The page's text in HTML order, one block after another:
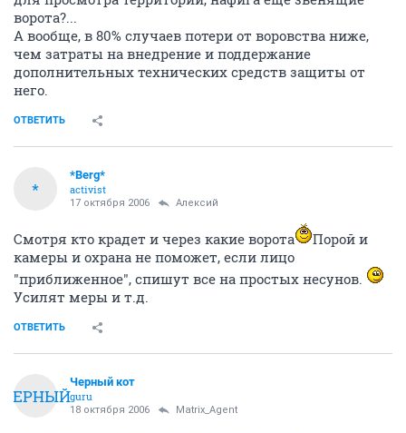
ворота?...
А вообще, в 80% случаев потери от воровства ниже,
чем затраты на внедрение и поддержание
дополнительных технических средств защиты от
него.
ОТВЕТИТЬ
*
*Berg*
activist
17 октября 2006 Алексий
Смотря кто крадет и через какие ворота
Порой и
камеры и охрана не поможет, если лицо
"приближенное", спишут все на простых несунов.
Усилят меры и т.д.
ОТВЕТИТЬ
ЧЕРНЫЙ
Черный кот
guru
18 октября 2006 Matrix_Agent